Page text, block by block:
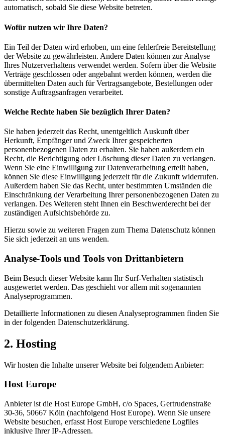
automatisch, sobald Sie diese Website betreten.
Wofür nutzen wir Ihre Daten?
Ein Teil der Daten wird erhoben, um eine fehlerfreie Bereitstellung
der Website zu gewährleisten. Andere Daten können zur Analyse
Ihres Nutzerverhaltens verwendet werden. Sofern über die Website
Verträge geschlossen oder angebahnt werden können, werden die
übermittelten Daten auch für Vertragsangebote, Bestellungen oder
sonstige Auftragsanfragen verarbeitet.
Welche Rechte haben Sie bezüglich Ihrer Daten?
Sie haben jederzeit das Recht, unentgeltlich Auskunft über
Herkunft, Empfänger und Zweck Ihrer gespeicherten
personenbezogenen Daten zu erhalten. Sie haben außerdem ein
Recht, die Berichtigung oder Löschung dieser Daten zu verlangen.
Wenn Sie eine Einwilligung zur Datenverarbeitung erteilt haben,
können Sie diese Einwilligung jederzeit für die Zukunft widerrufen.
Außerdem haben Sie das Recht, unter bestimmten Umständen die
Einschränkung der Verarbeitung Ihrer personenbezogenen Daten zu
verlangen. Des Weiteren steht Ihnen ein Beschwerderecht bei der
zuständigen Aufsichtsbehörde zu.
Hierzu sowie zu weiteren Fragen zum Thema Datenschutz können
Sie sich jederzeit an uns wenden.
Analyse-Tools und Tools von Dritt­anbietern
Beim Besuch dieser Website kann Ihr Surf-Verhalten statistisch
ausgewertet werden. Das geschieht vor allem mit sogenannten
Analyseprogrammen.
Detaillierte Informationen zu diesen Analyseprogrammen finden Sie
in der folgenden Datenschutzerklärung.
2. Hosting
Wir hosten die Inhalte unserer Website bei folgendem Anbieter:
Host Europe
Anbieter ist die Host Europe GmbH, c/o Spaces, Gertrudenstraße
30-36, 50667 Köln (nachfolgend Host Europe). Wenn Sie unsere
Website besuchen, erfasst Host Europe verschiedene Logfiles
inklusive Ihrer IP-Adressen.